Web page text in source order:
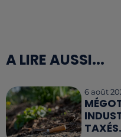
A LIRE AUSSI...
6 août